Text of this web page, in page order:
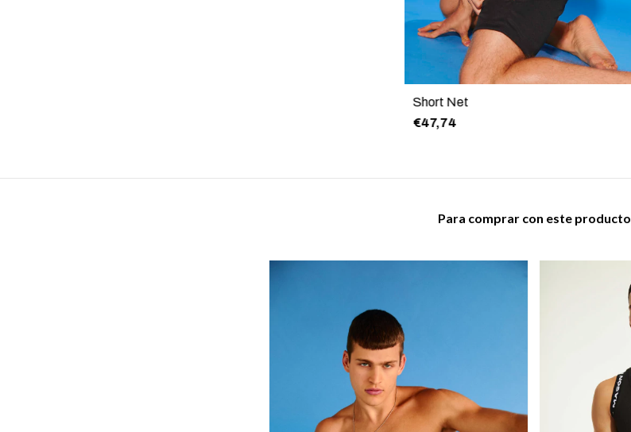
Short Net
€47,74
Para comprar con este producto